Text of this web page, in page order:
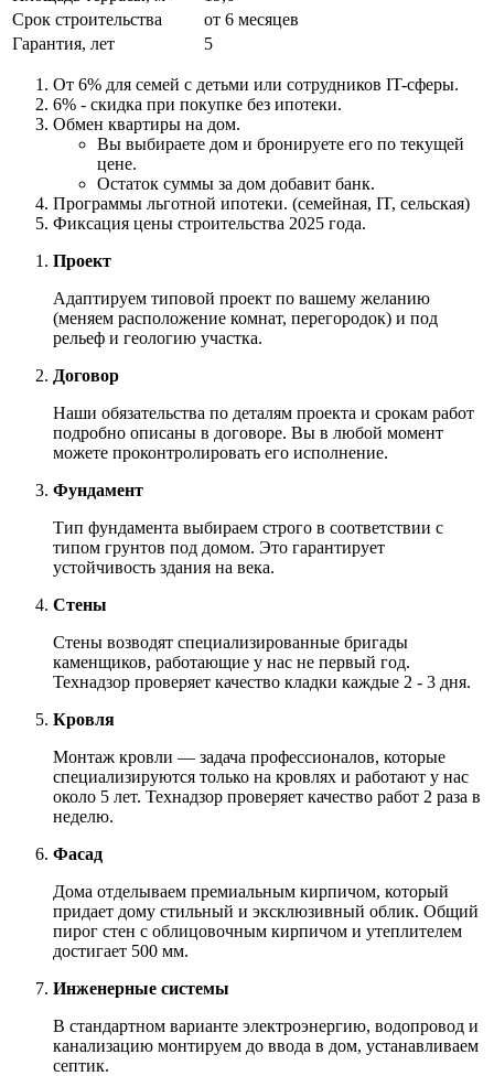
Срок строительства
от 6 месяцев
Гарантия, лет
5
От 6% для семей с детьми или сотрудников IT-сферы.
6% - скидка при покупке без ипотеки.
Обмен квартиры на дом.
Вы выбираете дом и бронируете его по текущей
цене.
Остаток суммы за дом добавит банк.
Программы льготной ипотеки. (семейная, IT, сельская)
Фиксация цены строительства 2025 года.
Проект
Адаптируем типовой проект по вашему желанию
(меняем расположение комнат, перегородок) и под
рельеф и геологию участка.
Договор
Наши обязательства по деталям проекта и срокам работ
подробно описаны в договоре. Вы в любой момент
можете проконтролировать его исполнение.
Фундамент
Тип фундамента выбираем строго в соответствии с
типом грунтов под домом. Это гарантирует
устойчивость здания на века.
Стены
Стены возводят специализированные бригады
каменщиков, работающие у нас не первый год.
Технадзор проверяет качество кладки каждые 2 - 3 дня.
Кровля
Монтаж кровли — задача профессионалов, которые
специализируются только на кровлях и работают у нас
около 5 лет. Технадзор проверяет качество работ 2 раза в
неделю.
Фасад
Дома отделываем премиальным кирпичом, который
придает дому стильный и эксклюзивный облик. Общий
пирог стен с облицовочным кирпичом и утеплителем
достигает 500 мм.
Инженерные системы
В стандартном варианте электроэнергию, водопровод и
канализацию монтируем до ввода в дом, устанавливаем
септик.